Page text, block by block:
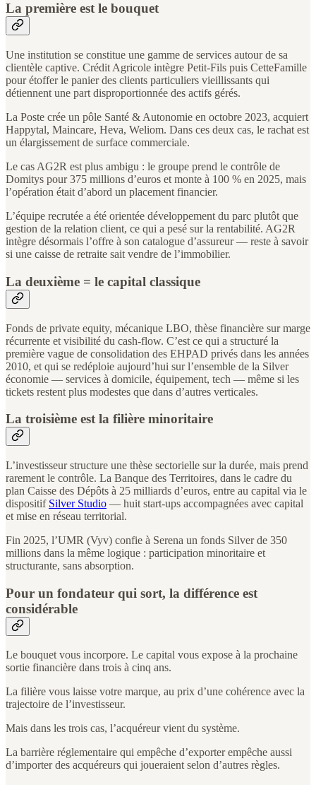
La première est le bouquet
Une institution se constitue une gamme de services autour de sa
clientèle captive. Crédit Agricole intègre Petit-Fils puis CetteFamille
pour étoffer le panier des clients particuliers vieillissants qui
détiennent une part disproportionnée des actifs gérés.
La Poste crée un pôle Santé & Autonomie en octobre 2023, acquiert
Happytal, Maincare, Heva, Weliom. Dans ces deux cas, le rachat est
un élargissement de surface commerciale.
Le cas AG2R est plus ambigu : le groupe prend le contrôle de
Domitys pour 375 millions d’euros et monte à 100 % en 2025, mais
l’opération était d’abord un placement financier.
L’équipe recrutée a été orientée développement du parc plutôt que
gestion de la relation client, ce qui a pesé sur la rentabilité. AG2R
intègre désormais l’offre à son catalogue d’assureur — reste à savoir
si une caisse de retraite sait vendre de l’immobilier.
La deuxième = le capital classique
Fonds de private equity, mécanique LBO, thèse financière sur marge
récurrente et visibilité du cash-flow. C’est ce qui a structuré la
première vague de consolidation des EHPAD privés dans les années
2010, et qui se redéploie aujourd’hui sur l’ensemble de la Silver
économie — services à domicile, équipement, tech — même si les
tickets restent plus modestes que dans d’autres verticales.
La troisième est la filière minoritaire
L’investisseur structure une thèse sectorielle sur la durée, mais prend
rarement le contrôle. La Banque des Territoires, dans le cadre du
plan Caisse des Dépôts à 25 milliards d’euros, entre au capital via le
dispositif Silver Studio — huit start-ups accompagnées avec capital
et mise en réseau territorial.
Fin 2025, l’UMR (Vyv) confie à Serena un fonds Silver de 350
millions dans la même logique : participation minoritaire et
structurante, sans absorption.
Pour un fondateur qui sort, la différence est
considérable
Le bouquet vous incorpore. Le capital vous expose à la prochaine
sortie financière dans trois à cinq ans.
La filière vous laisse votre marque, au prix d’une cohérence avec la
trajectoire de l’investisseur.
Mais dans les trois cas, l’acquéreur vient du système.
La barrière réglementaire qui empêche d’exporter empêche aussi
d’importer des acquéreurs qui joueraient selon d’autres règles.